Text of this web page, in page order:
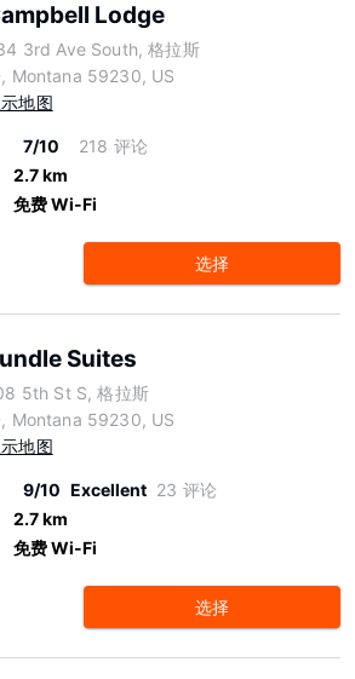
Lodge
3rd Ave South, 格拉斯
Montana 59230, US
地图
7/10
218 评论
2.7 km
免费 Wi-Fi
选择
Suites
5th St S, 格拉斯
Montana 59230, US
地图
9/10 Excellent 23 评论
2.7 km
免费 Wi-Fi
选择